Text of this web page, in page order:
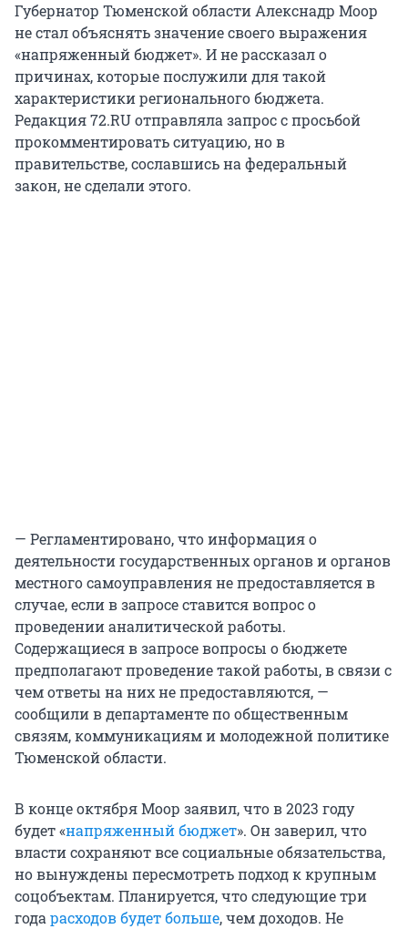
Губернатор Тюменской области Алекснадр Моор
не стал объяснять значение своего выражения
«напряженный бюджет». И не рассказал о
причинах, которые послужили для такой
характеристики регионального бюджета.
Редакция 72.RU отправляла запрос с просьбой
прокомментировать ситуацию, но в
правительстве, сославшись на федеральный
закон, не сделали этого.
— Регламентировано, что информация о
деятельности государственных органов и органов
местного самоуправления не предоставляется в
случае, если в запросе ставится вопрос о
проведении аналитической работы.
Содержащиеся в запросе вопросы о бюджете
предполагают проведение такой работы, в связи с
чем ответы на них не предоставляются, —
сообщили в департаменте по общественным
связям, коммуникациям и молодежной политике
Тюменской области.
В конце октября Моор заявил, что в 2023 году
будет «напряженный бюджет». Он заверил, что
власти сохраняют все социальные обязательства,
но вынуждены пересмотреть подход к крупным
соцобъектам. Планируется, что следующие три
годарасходов будет больше, чем доходов. Не